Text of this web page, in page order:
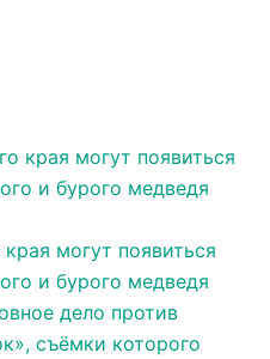
могут появиться
и бурого медведя